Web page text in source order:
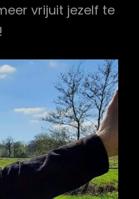
vrijuit jezelf te